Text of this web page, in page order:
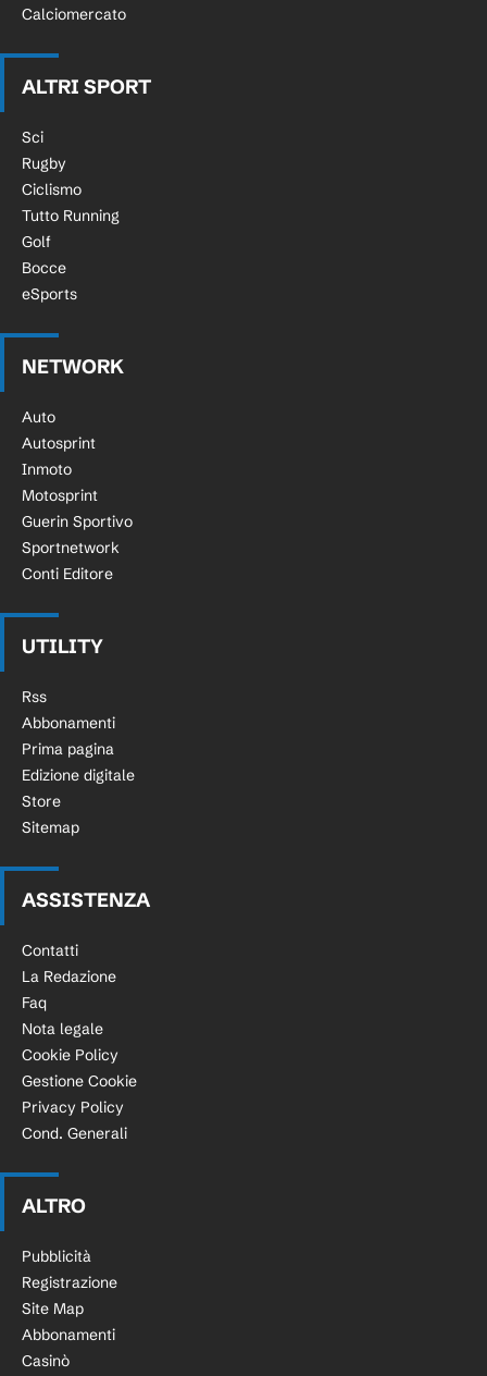
Calciomercato
ALTRI SPORT
Sci
Rugby
Ciclismo
Tutto Running
Golf
Bocce
eSports
NETWORK
Auto
Autosprint
Inmoto
Motosprint
Guerin Sportivo
Sportnetwork
Conti Editore
UTILITY
Rss
Abbonamenti
Prima pagina
Edizione digitale
Store
Sitemap
ASSISTENZA
Contatti
La Redazione
Faq
Nota legale
Cookie Policy
Gestione Cookie
Privacy Policy
Cond. Generali
ALTRO
Pubblicità
Registrazione
Site Map
Abbonamenti
Casinò